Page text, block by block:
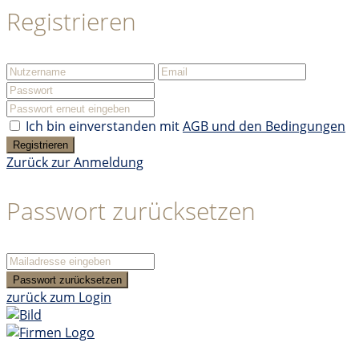
Registrieren
Ich bin einverstanden mitAGB und den Bedingungen
Registrieren
Zurück zur Anmeldung
Passwort zurücksetzen
Passwort zurücksetzen
zurück zum Login